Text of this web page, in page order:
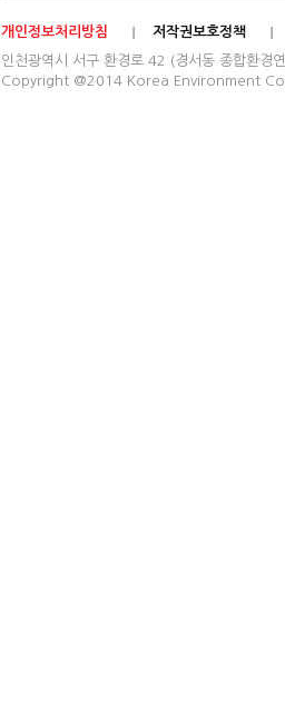
개인정보처리방침
저작권보호정책
인천광역시 서구 환경로 42 (경서동 종합
Copyright @2014 Korea Environment